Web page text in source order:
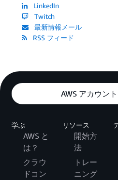
LinkedIn
Twitch
最新情報メール
RSS フィード
AWS アカウン
学ぶ
AWS と
は？
クラウ
ドコン
リソース
開始方
法
トレー
ニング